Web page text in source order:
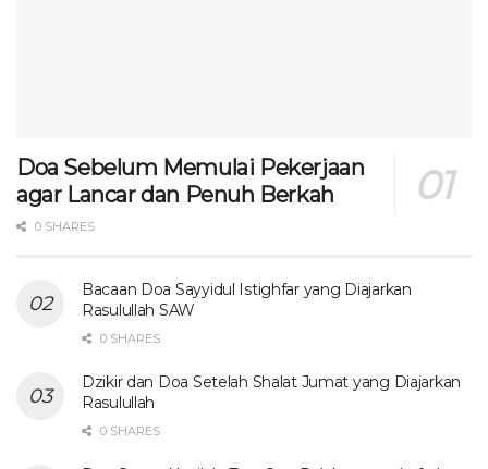
Doa Sebelum Memulai Pekerjaan
agar Lancar dan Penuh Berkah
0 SHARES
Bacaan Doa Sayyidul Istighfar yang Diajarkan
Rasulullah SAW
0 SHARES
Dzikir dan Doa Setelah Shalat Jumat yang Diajarkan
Rasulullah
0 SHARES